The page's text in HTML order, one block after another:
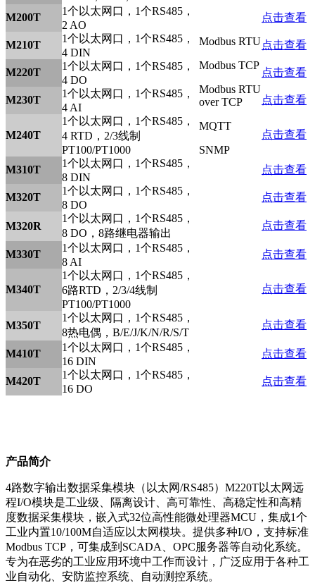
Modbus RTU
Modbus TCP
Modbus RTU
over TCP
MQTT
SNMP
M200T
1个以太网口，1个RS485，
2 AO
点击查看
M210T
1个以太网口，1个RS485，
4 DIN
点击查看
M220T
1个以太网口，1个RS485，
4 DO
点击查看
M230T
1个以太网口，1个RS485，
4 AI
点击查看
M240T
1个以太网口，1个RS485，
4 RTD，2/3线制
PT100/PT1000
点击查看
M310T
1个以太网口，1个RS485，
8 DIN
点击查看
M320T
1个以太网口，1个RS485，
8 DO
点击查看
M320R
1个以太网口，1个RS485，
8 DO，8路继电器输出
点击查看
M330T
1个以太网口，1个RS485，
8 AI
点击查看
M340T
1个以太网口，1个RS485，
6路RTD，2/3/4线制
PT100/PT1000
点击查看
M350T
1个以太网口，1个RS485，
8热电偶，B/E/J/K/N/R/S/T
点击查看
M410T
1个以太网口，1个RS485，
16 DIN
点击查看
M420T
1个以太网口，1个RS485，
16 DO
点击查看
产品简介
4路数字输出数据采集模块（以太网/RS485）M220T以太网远
程I/O模块是工业级、隔离设计、高可靠性、高稳定性和高精
度数据采集模块，嵌入式32位高性能微处理器MCU，集成1个
工业内置10/100M自适应以太网模块。提供多种I/O，支持标准
Modbus TCP，可集成到SCADA、OPC服务器等自动化系统。
专为在恶劣的工业应用环境中工作而设计，广泛应用于各种工
业自动化、安防监控系统、自动测控系统。